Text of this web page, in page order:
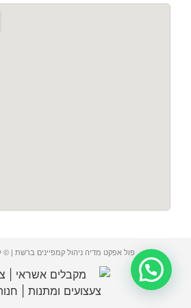
פול אפקט מדיה ניהול קמפיינים ברשת | ©